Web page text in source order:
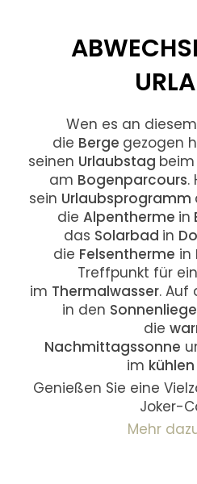
Wen es an
die Berge gezogen
seinen Urlaubstag beim
am Bogenparcours.
sein Urlaubsprogramm
die Alpentherme in
das Solarbad in
die Felsentherme in
Treffpunkt für
im Thermalwasser. Auf
in den
die
Nachmittagssonne
im kühlen
Genießen Sie eine
Joker-
Mehr